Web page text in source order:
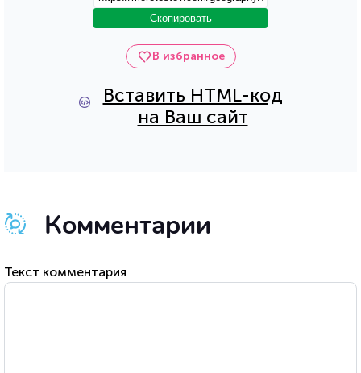
В избранное
Вставить HTML-код
на Ваш сайт
Скопировать
Комментарии
Текст комментария